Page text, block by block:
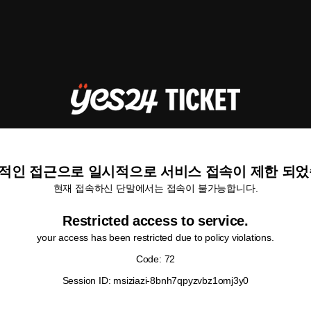
인 접근으로 일시적으로 서비스 접속이 제한 되
현재 접속하신 단말에서는 접속이 불가능합니다.
Restricted access to service.
your access has been restricted due to policy violations.
Code: 72
Session ID: msiziazi-8bnh7qpyzvbz1omj3y0